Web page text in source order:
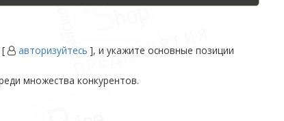
[ авторизуйтесь ], и укажите основные позиции
множества конкурентов.